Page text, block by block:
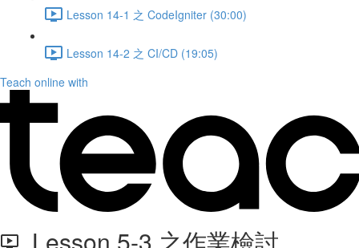
Lesson 14-1 之 CodeIgniter (30:00)
Lesson 14-2 之 CI/CD (19:05)
Teach online with